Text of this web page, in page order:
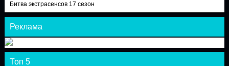
Битва экстрасенсов 17 сезон
Реклама
Топ 5